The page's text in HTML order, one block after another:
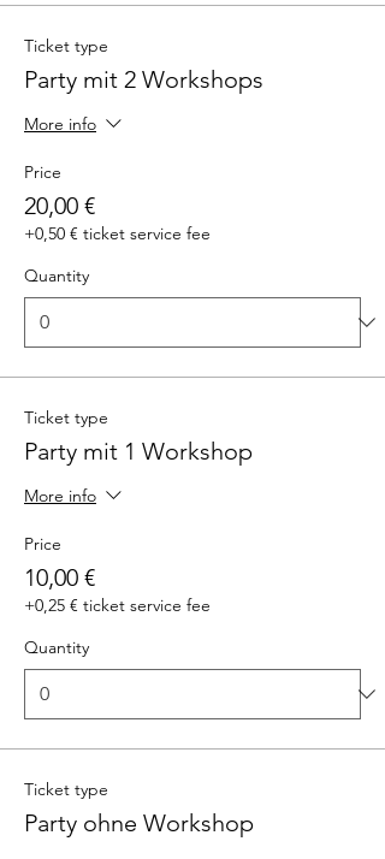
Ticket type
Party mit 2 Workshops
More info
Price
20,00 €
+0,50 € ticket service fee
Quantity
Ticket type
Party mit 1 Workshop
More info
Price
10,00 €
+0,25 € ticket service fee
Quantity
Ticket type
Party ohne Workshop